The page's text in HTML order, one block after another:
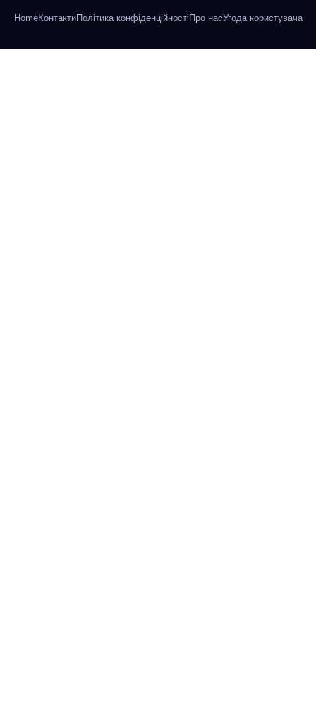
HomeКонтактиПолітика конфіденційностіПро насУгода користувача